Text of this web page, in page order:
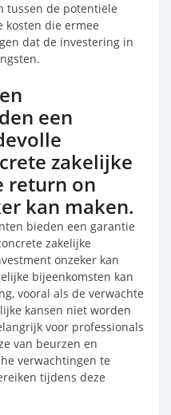
tussen de potentiële
kosten die ermee
dat de investering in
een
zakelijke
return on
kan maken.
bieden een garantie
zakelijke
onzeker kan
bijeenkomsten kan
vooral als de verwachte
kansen niet worden
voor professionals
van beurzen en
verwachtingen te
tijdens deze